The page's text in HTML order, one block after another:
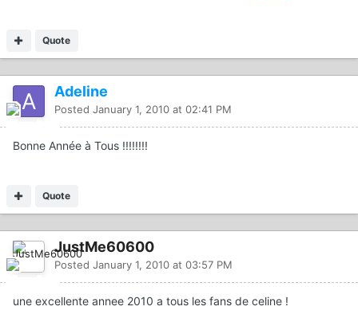
Quote
Adeline
Posted January 1, 2010 at 02:41 PM
Bonne Année à Tous !!!!!!!!
Quote
JustMe60600
Posted January 1, 2010 at 03:57 PM
une excellente annee 2010 a tous les fans de celine !